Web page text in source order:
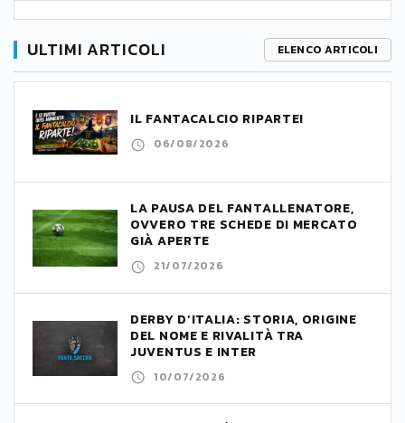
ULTIMI ARTICOLI ELENCO ARTICOLI
IL FANTACALCIO RIPARTE!
06/08/2026
LA PAUSA DEL FANTALLENATORE,
OVVERO TRE SCHEDE DI MERCATO
GIÀ APERTE
21/07/2026
DERBY D’ITALIA: STORIA, ORIGINE
DEL NOME E RIVALITÀ TRA
JUVENTUS E INTER
10/07/2026